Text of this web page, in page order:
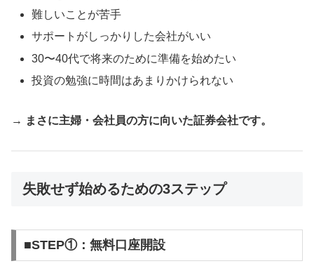
難しいことが苦手
サポートがしっかりした会社がいい
30〜40代で将来のために準備を始めたい
投資の勉強に時間はあまりかけられない
→ まさに主婦・会社員の方に向いた証券会社です。
失敗せず始めるための3ステップ
■STEP①：無料口座開設